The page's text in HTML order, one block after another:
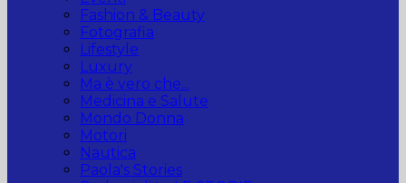
Fashion & Beauty
Fotografia
Lifestyle
Luxury
Ma è vero che...
Medicina e Salute
Mondo Donna
Motori
Nautica
Paola's Stories